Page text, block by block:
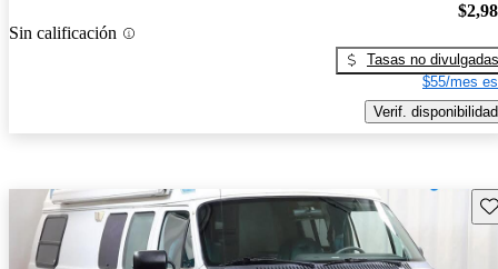
Sin calificación
Tasas no divulgadas
$55/mes
Verif. disponibilidad